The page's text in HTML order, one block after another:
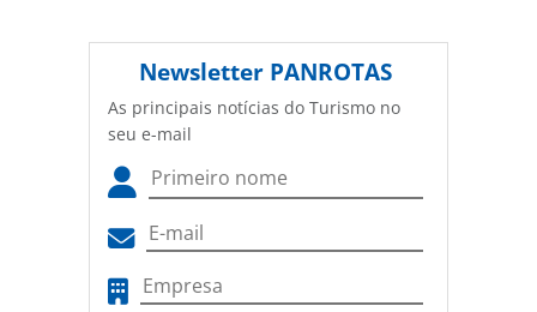
Newsletter PANROTAS
As principais notícias do Turismo no
seu e-mail